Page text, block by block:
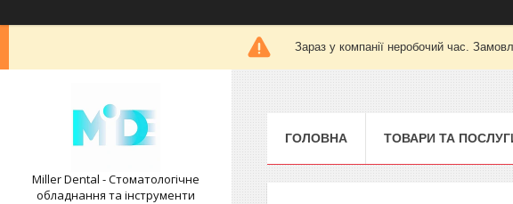
Зараз у компанії неробочий час.
Miller Dental - Стоматологічне
обладнання та інструменти
ГОЛОВНА ТОВАРИ ТА